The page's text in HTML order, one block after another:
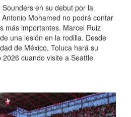
en su debut por la
Mohamed no podrá contar
más importantes. Marcel Ruiz
una lesión en la rodilla. Desde
de México, Toluca hará su
cuando visite a Seattle